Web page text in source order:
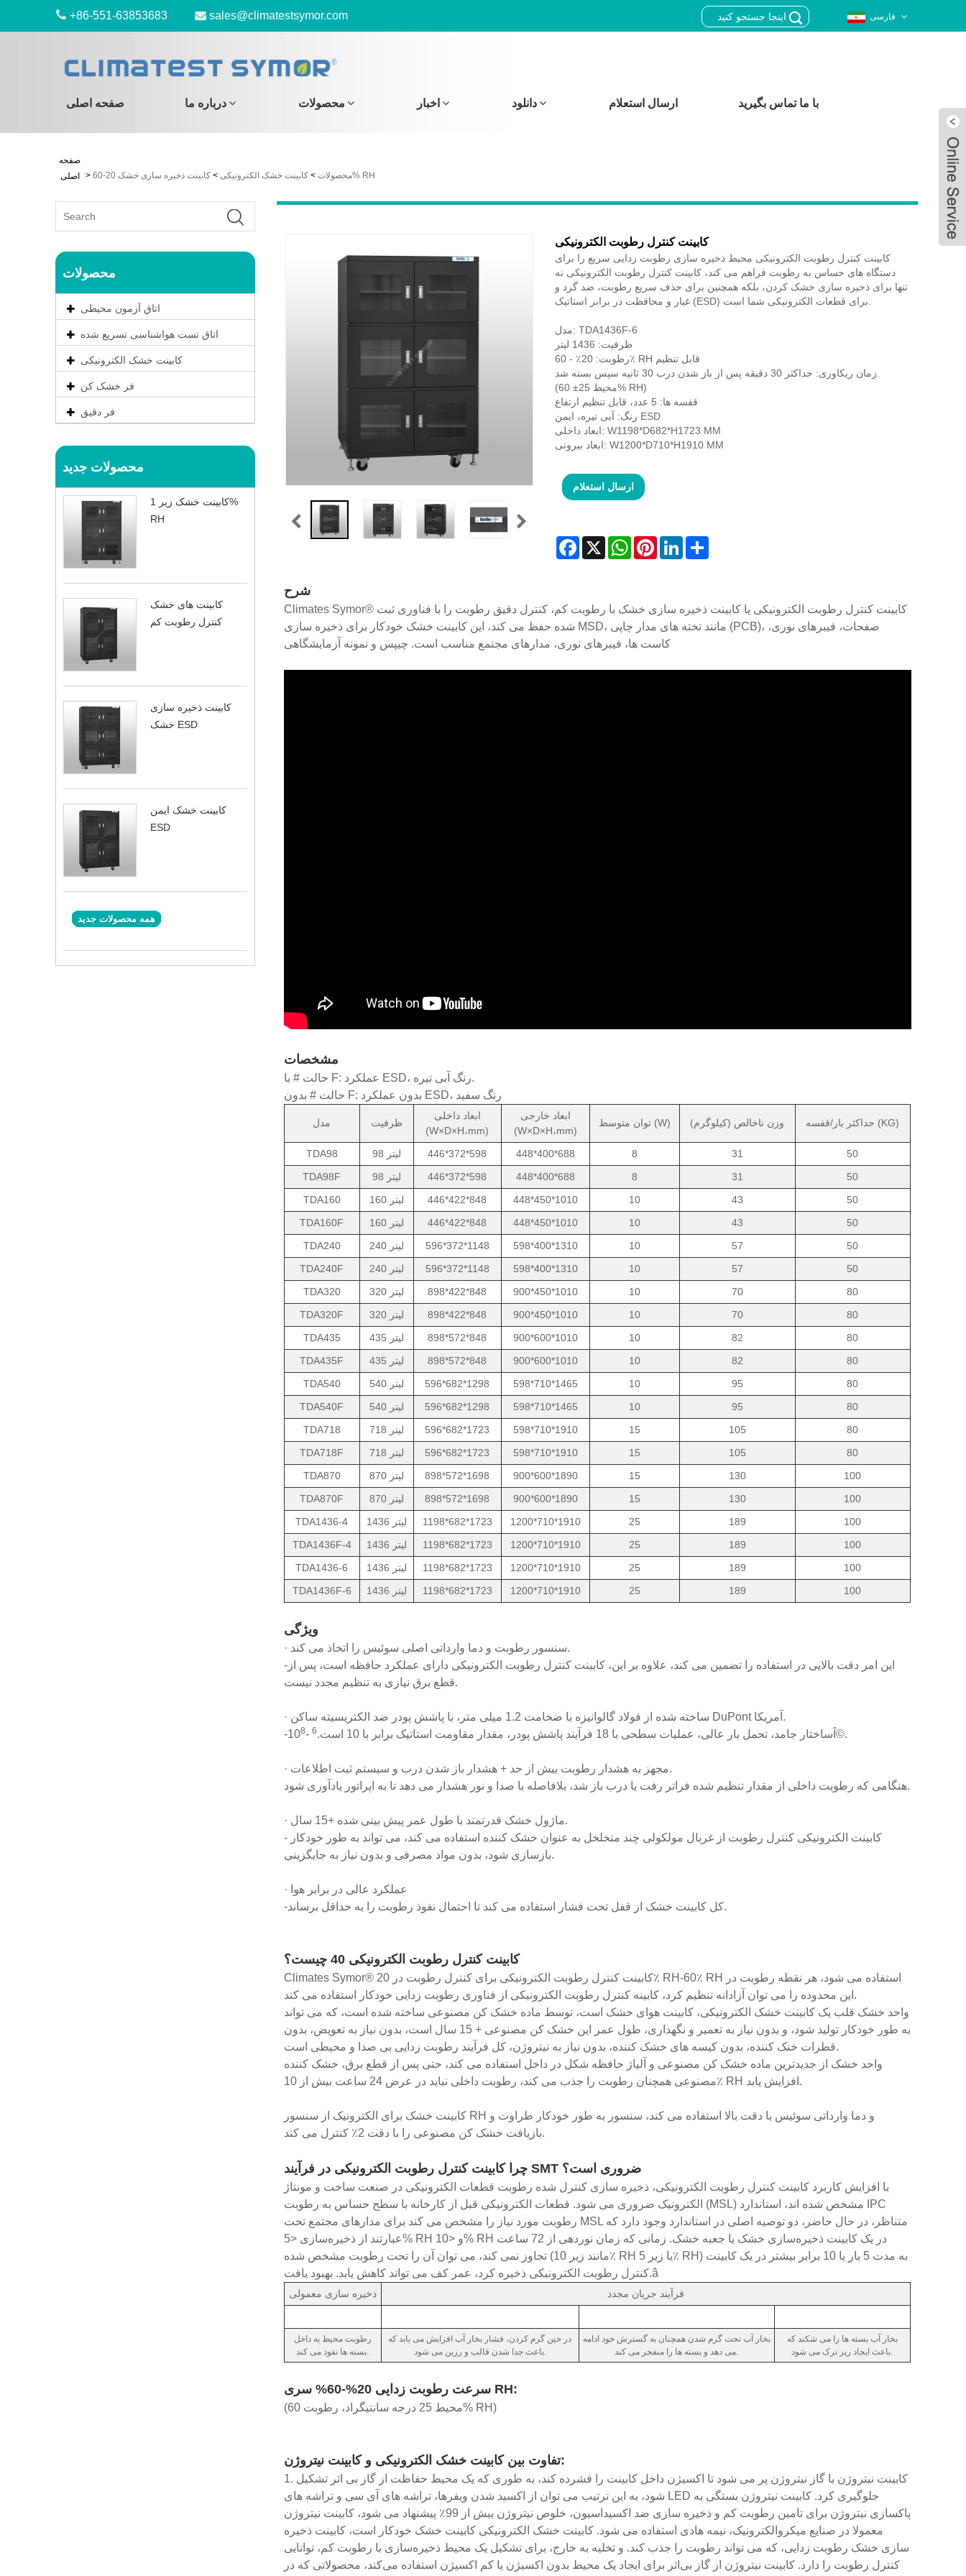
+86-551-63853683 sales@climatestsymor.com فارسی
صفحه اصلی درباره ما محصولات اخبار دانلود ارسال استعلام با ما تماس بگیرید
صفحه
اصلی
> محصولات > کابینت خشک الکترونیکی > کابینت ذخیره سازی خشک 20-60% RH
محصولات
اتاق آزمون محیطی
اتاق تست هواشناسی تسریع شده
کابینت خشک الکترونیکی
فر خشک کن
فر دقیق
محصولات جدید
کابینت خشک زیر 1%
RH
کابینت های خشک
کنترل رطوبت کم
کابینت ذخیره سازی
خشک ESD
کابینت خشک ایمن
ESD
همه محصولات جدید
کابینت کنترل رطوبت الکترونیکی
کابینت کنترل رطوبت الکترونیکی محیط ذخیره سازی رطوبت زدایی سریع را برای
دستگاه های حساس به رطوبت فراهم می کند، کابینت کنترل رطوبت الکترونیکی نه
تنها برای ذخیره سازی خشک کردن، بلکه همچنین برای حذف سریع رطوبت، ضد گرد و
غبار و محافظت در برابر استاتیک (ESD) برای قطعات الکترونیکی شما است.
مدل: TDA1436F-6
ظرفیت: 1436 لیتر
رطوبت: 20٪ - 60٪ RH قابل تنظیم
زمان ریکاوری: حداکثر 30 دقیقه پس از باز شدن درب 30 ثانیه سپس بسته شد.
(محیط 25± 60% RH)
قفسه ها: 5 عدد، قابل تنظیم ارتفاع
رنگ: آبی تیره، ایمن ESD
ابعاد داخلی: W1198*D682*H1723 MM
ابعاد بیرونی: W1200*D710*H1910 MM
ارسال استعلام
Facebook
X WhatsAppPinterestLinkedInShare
شرح
Climates Symor® کابینت کنترل رطوبت الکترونیکی یا کابینت ذخیره سازی خشک با رطوبت کم، کنترل دقیق رطوبت را با فناوری ثبت
شده حفظ می کند، این کابینت خشک خودکار برای ذخیره سازی MSD، مانند تخته های مدار چاپی (PCB)، صفحات، فیبرهای نوری،
کاست ها، فیبرهای نوری، مدارهای مجتمع مناسب است. چیپس و نمونه آزمایشگاهی
مشخصات
حالت # با F: عملکرد ESD، رنگ آبی تیره.
حالت # بدون F: بدون عملکرد ESD، رنگ سفید
مدل ظرفیت
ابعاد داخلی
(W×D×H،mm)
ابعاد خارجی
(W×D×H،mm)
توان متوسط ​​(W) وزن ناخالص (کیلوگرم) حداکثر بار/قفسه (KG)
TDA98 98 لیتر 446*372*598 448*400*688 8 31
50
TDA98F
98 لیتر 446*372*598 448*400*688 8 31
50
TDA160
160 لیتر 446*422*848 448*450*1010 10 43
50
TDA160F
160 لیتر 446*422*848 448*450*1010 10 43
50
TDA240
240 لیتر 596*372*1148 598*400*1310 10 57
50
TDA240F
240 لیتر 596*372*1148 598*400*1310 10 57
50
TDA320
320 لیتر 898*422*848 900*450*1010 10 70
80
TDA320F
320 لیتر 898*422*848 900*450*1010 10 70
80
TDA435
435 لیتر 898*572*848 900*600*1010 10 82
80
TDA435F
435 لیتر 898*572*848 900*600*1010 10 82
80
TDA540
540 لیتر 596*682*1298 598*710*1465 10 95
80
TDA540F
540 لیتر 596*682*1298 598*710*1465 10 95
80
TDA718
718 لیتر 596*682*1723 598*710*1910 15 105
80
TDA718F
718 لیتر 596*682*1723 598*710*1910 15 105
80
TDA870
870 لیتر 898*572*1698 900*600*1890 15 130
100
TDA870F
870 لیتر 898*572*1698 900*600*1890 15 130
100
TDA1436-4
1436 لیتر 1198*682*1723 1200*710*1910 25 189
100
TDA1436F-4
1436 لیتر 1198*682*1723 1200*710*1910 25 189
100
TDA1436-6
1436 لیتر 1198*682*1723 1200*710*1910 25 189
100
TDA1436F-6
1436 لیتر 1198*682*1723 1200*710*1910 25 189 100
ویژگی
· سنسور رطوبت و دما وارداتی اصلی سوئیس را اتخاذ می کند.
-این امر دقت بالایی در استفاده را تضمین می کند، علاوه بر این، کابینت کنترل رطوبت الکترونیکی دارای عملکرد حافظه است، پس از
قطع برق نیازی به تنظیم مجدد نیست.
· ساخته شده از فولاد گالوانیزه با ضخامت 1.2 میلی متر، با پاشش پودر ضد الکتریسیته ساکن DuPont آمریکا.
-ساختار جامد، تحمل بار عالی، عملیات سطحی با 18 فرآیند پاشش پودر، مقدار مقاومت استاتیک برابر با 10 است.
6
-10
8 Î©.
· مجهز به هشدار رطوبت بیش از حد + هشدار باز شدن درب و سیستم ثبت اطلاعات.
هنگامی که رطوبت داخلی از مقدار تنظیم شده فراتر رفت یا درب باز شد، بلافاصله با صدا و نور هشدار می دهد تا به اپراتور یادآوری شود.
· ماژول خشک قدرتمند با طول عمر پیش بینی شده +15 سال.
- کابینت الکترونیکی کنترل رطوبت از غربال مولکولی چند متخلخل به عنوان خشک کننده استفاده می کند، می تواند به طور خودکار
بازسازی شود، بدون مواد مصرفی و بدون نیاز به جایگزینی.
· عملکرد عالی در برابر هوا
-کل کابینت خشک از قفل تحت فشار استفاده می کند تا احتمال نفوذ رطوبت را به حداقل برساند.
کابینت کنترل رطوبت الکترونیکی 40 چیست؟
Climates Symor® کابینت کنترل رطوبت الکترونیکی برای کنترل رطوبت در 20٪ RH-60٪ RH استفاده می شود، هر نقطه رطوبت در
این محدوده را می توان آزادانه تنظیم کرد، کابینه کنترل رطوبت الکترونیکی از فناوری رطوبت زدایی خودکار استفاده می کند.
واحد خشک قلب یک کابینت خشک الکترونیکی، کابینت هوای خشک است، توسط ماده خشک کن مصنوعی ساخته شده است، که می تواند
به طور خودکار تولید شود، و بدون نیاز به تعمیر و نگهداری، طول عمر این خشک کن مصنوعی + 15 سال است، بدون نیاز به تعویض، بدون
قطرات خنک کننده، بدون کیسه های خشک کننده، بدون نیاز به نیتروژن، کل فرآیند رطوبت زدایی بی صدا و محیطی است.
واحد خشک از جدیدترین ماده خشک کن مصنوعی و آلیاژ حافظه شکل در داخل استفاده می کند، حتی پس از قطع برق، خشک کننده
مصنوعی همچنان رطوبت را جذب می کند، رطوبت داخلی نباید در عرض 24 ساعت بیش از 10٪ RH افزایش یابد.
کابینت خشک برای الکترونیک از سنسور RH و دما وارداتی سوئیس با دقت بالا استفاده می کند، سنسور به طور خودکار طراوت و
بازیافت خشک کن مصنوعی را با دقت 2٪ کنترل می کند.
چرا کابینت کنترل رطوبت الکترونیکی در فرآیند SMT ضروری است؟
با افزایش کاربرد کابینت کنترل رطوبت الکترونیکی، ذخیره سازی کنترل شده رطوبت قطعات الکترونیکی در صنعت ساخت و مونتاژ
الکترونیک ضروری می شود. قطعات الکترونیکی قبل از کارخانه با سطح حساس به رطوبت (MSL) مشخص شده اند، استاندارد IPC
رطوبت مورد نیاز را مشخص می کند برای مدارهای مجتمع تحت MSL متناظر، در حال حاضر، دو توصیه اصلی در استاندارد وجود دارد که
عبارتند از ذخیره‌سازی <5% RH و <10% RH در یک کابینت ذخیره‌سازی خشک یا جعبه خشک. زمانی که زمان نوردهی از 72 ساعت
تجاوز نمی کند، می توان آن را تحت رطوبت مشخص شده (مانند زیر 10٪ RH یا زیر 5٪ RH) به مدت 5 بار یا 10 برابر بیشتر در یک کابینت
کنترل رطوبت الکترونیکی ذخیره کرد، عمر کف می تواند کاهش یابد. بهبود یافت.â
ذخیره سازی معمولی فرآیند جریان مجدد
رطوبت محیط به داخل
بسته ها نفوذ می کند.
در حین گرم کردن، فشار بخار آب افزایش می یابد که
باعث جدا شدن قالب و رزین می شود.
بخار آب تحت گرم شدن همچنان به گسترش خود ادامه
می دهد و بسته ها را منفجر می کند.
بخار آب بسته ها را می شکند که
باعث ایجاد ریز ترک می شود.
سرعت رطوبت زدایی 20%-60% سری RH:
(محیط 25 درجه سانتیگراد، رطوبت 60% RH)
تفاوت بین کابینت خشک الکترونیکی و کابینت نیتروژن:
1. کابینت نیتروژن با گاز نیتروژن پر می شود تا اکسیژن داخل کابینت را فشرده کند، به طوری که یک محیط حفاظت از گاز بی اثر تشکیل
شود، به این ترتیب می توان از اکسید شدن ویفرها، تراشه های آی سی و تراشه های LED جلوگیری کرد. کابینت نیتروژن بستگی به
پاکسازی نیتروژن برای تامین رطوبت کم و ذخیره سازی ضد اکسیداسیون، خلوص نیتروژن بیش از 99٪ پیشنهاد می شود، کابینت نیتروژن
معمولا در صنایع میکروالکترونیک، نیمه هادی استفاده می شود. کابینت خشک الکترونیکی کابینت خشک خودکار است، کابینت ذخیره
سازی خشک رطوبت زدایی، که می تواند رطوبت را جذب کند. و تخلیه به خارج، برای تشکیل یک محیط ذخیره‌سازی با رطوبت کم، توانایی
کنترل رطوبت را دارد. کابینت نیتروژن از گاز بی‌اثر برای ایجاد یک محیط بدون اکسیژن یا کم اکسیژن استفاده می‌کند، محصولاتی که در